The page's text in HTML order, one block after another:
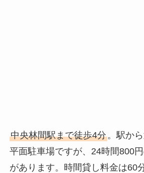
中央林間駅まで徒歩4分 。駅か
平面駐車場ですが、24時間800
があります。時間貸し料金は60